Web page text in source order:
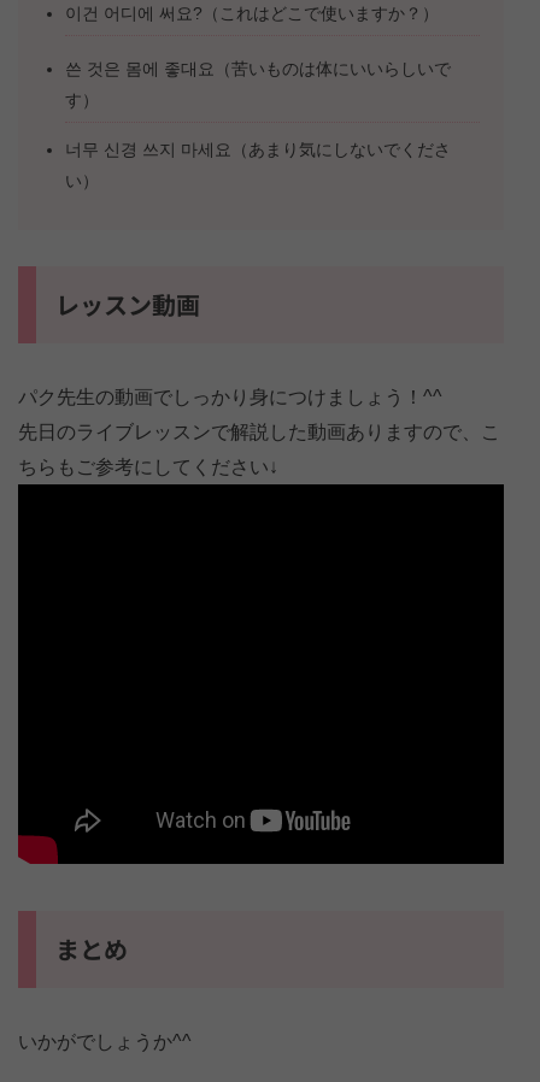
이건 어디에 써요?（これはどこで使いますか？）
쓴 것은 몸에 좋대요（苦いものは体にいいらしいで
す）
너무 신경 쓰지 마세요（あまり気にしないでくださ
い）
レッスン動画
パク先生の動画でしっかり身につけましょう！^^
先日のライブレッスンで解説した動画ありますので、こ
ちらもご参考にしてください↓
まとめ
いかがでしょうか^^